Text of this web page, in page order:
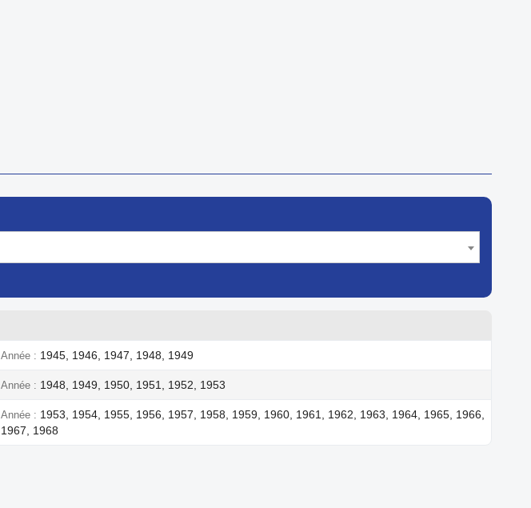
Année 1945, 1946, 1947, 1948, 1949
Année 1948, 1949, 1950, 1951, 1952, 1953
Année
1953, 1954, 1955, 1956, 1957, 1958, 1959, 1960, 1961, 1962, 1963, 1964, 1965, 1966,
1967, 1968